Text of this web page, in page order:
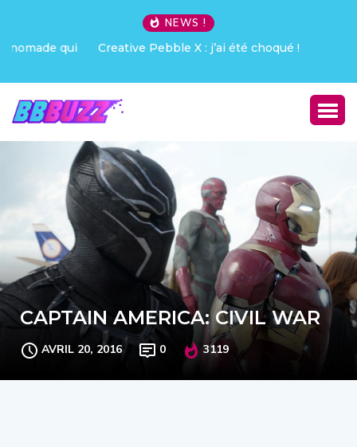
NEWS !
Creative Pebble X : j’ai été choqué !
CAPTAIN AMERICA: CIVIL WAR
AVRIL 20, 2016 3119